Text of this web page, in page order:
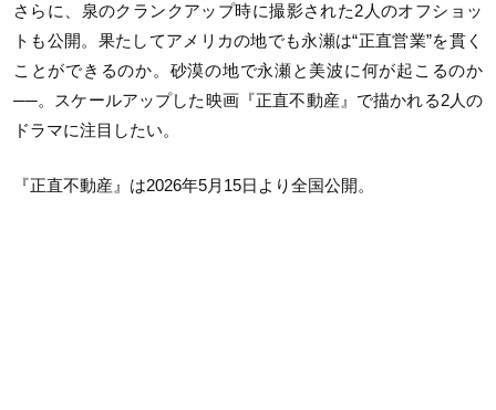
さらに、泉のクランクアップ時に撮影された2人のオフショッ
トも公開。果たしてアメリカの地でも永瀬は“正直営業”を貫く
ことができるのか。砂漠の地で永瀬と美波に何が起こるのか
──。スケールアップした映画『正直不動産』で描かれる2人の
ドラマに注目したい。
『正直不動産』は2026年5月15日より全国公開。